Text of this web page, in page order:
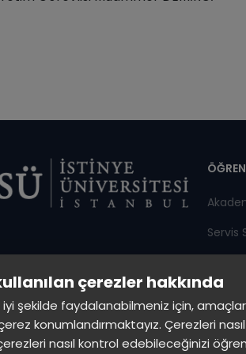
çerezler hakkında
şekilde faydalanabilmeniz için,
konumlandırmaktayız. Çerezleri nasıl
nasıl kontrol edebileceğinizi
Servis